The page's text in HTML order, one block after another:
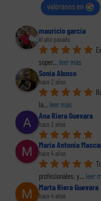
valóranos en
mauricio garcia
el año pasado
súper... leer más
Sonia Alonso
hace 2 años
la... leer más
Ana Riera Guevara
hace 2 años
Maria Antonia
hace 4 años
profesionales, y... leer
Marta Riera Guevara
hace 4 años